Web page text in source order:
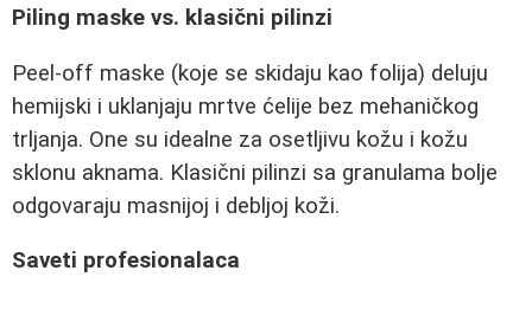
Piling maske vs. klasični pilinzi
Peel-off maske (koje se skidaju kao folija) deluju
hemijski i uklanjaju mrtve ćelije bez mehaničkog
trljanja. One su idealne za osetljivu kožu i kožu
sklonu aknama. Klasični pilinzi sa granulama bolje
odgovaraju masnijoj i debljoj koži.
Saveti profesionalaca